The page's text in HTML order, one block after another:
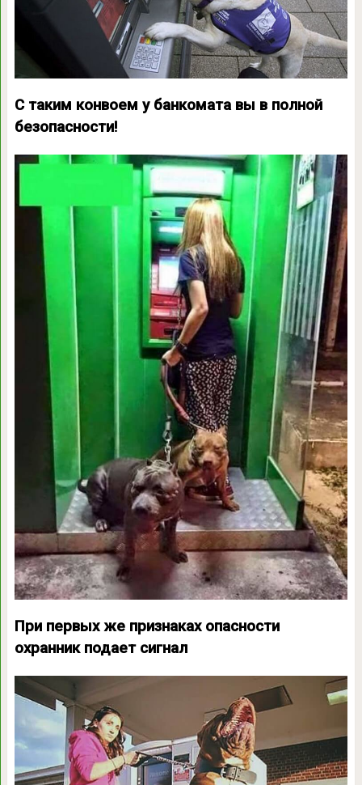
С таким конвоем у банкомата вы в полной
безопасности!
При первых же признаках опасности
охранник подает сигнал